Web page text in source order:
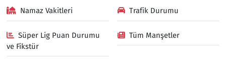
Namaz Vakitleri Trafik Durumu
Süper Lig Puan Durumu
ve Fikstür
Tüm Manşetler